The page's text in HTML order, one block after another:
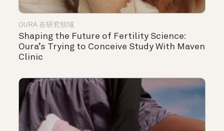
OURA 在研究領域
Shaping the Future of Fertility Science:
Oura’s Trying to Conceive Study With Maven
Clinic